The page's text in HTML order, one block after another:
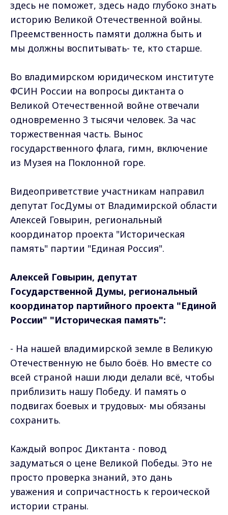
здесь не поможет, здесь надо глубоко знать
историю Великой Отечественной войны.
Преемственность памяти должна быть и
мы должны воспитывать- те, кто старше.
Во владимирском юридическом институте
ФСИН России на вопросы диктанта о
Великой Отечественной войне отвечали
одновременно 3 тысячи человек. За час
торжественная часть. Вынос
государственного флага, гимн, включение
из Музея на Поклонной горе.
Видеоприветствие участникам направил
депутат ГосДумы от Владимирской области
Алексей Говырин, региональный
координатор проекта "Историческая
память" партии "Единая Россия".
Алексей Говырин, депутат
Государственной Думы, региональный
координатор партийного проекта "Единой
России" "Историческая память":
- На нашей владимирской земле в Великую
Отечественную не было боёв. Но вместе со
всей страной наши люди делали всё, чтобы
приблизить нашу Победу. И память о
подвигах боевых и трудовых- мы обязаны
сохранить.
Каждый вопрос Диктанта - повод
задуматься о цене Великой Победы. Это не
просто проверка знаний, это дань
уважения и сопричастность к героической
истории страны.